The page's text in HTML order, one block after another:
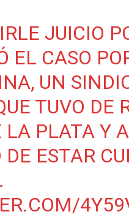
JUICIO
EL CASO
UN
TUVO DE
LA PLATA Y
ESTAR